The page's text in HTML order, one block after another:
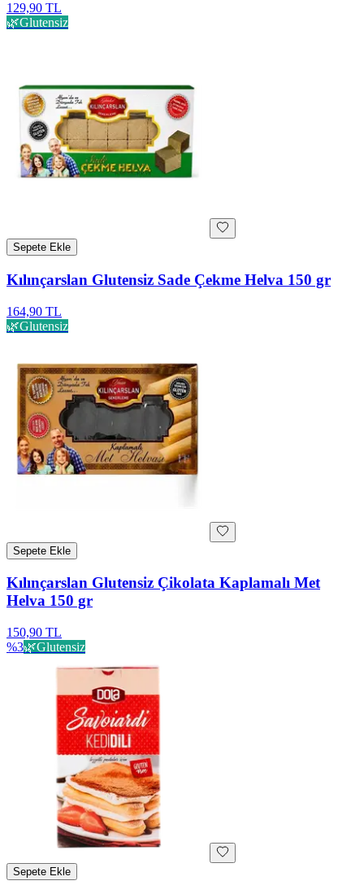
129,90 TL
🌿Glutensiz
Sepete Ekle
Kılınçarslan Glutensiz Sade Çekme Helva 150 gr
164,90 TL
🌿Glutensiz
Sepete Ekle
Kılınçarslan Glutensiz Çikolata Kaplamalı Met
Helva 150 gr
150,90 TL
%3🌿Glutensiz
Sepete Ekle